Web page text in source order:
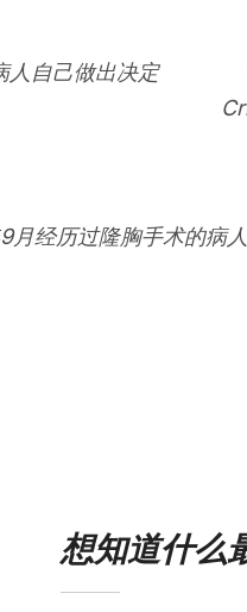
人自己做出决定
月经历过隆胸手术的病
想知道什么